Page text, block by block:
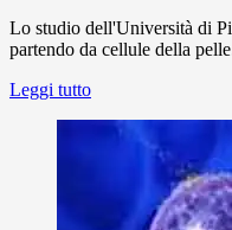
Lo studio dell'Università di
partendo da cellule della
Leggi tutto